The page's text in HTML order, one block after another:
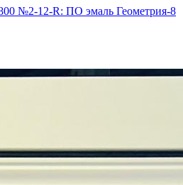
№2-12-R: ПО эмаль Геометрия-8